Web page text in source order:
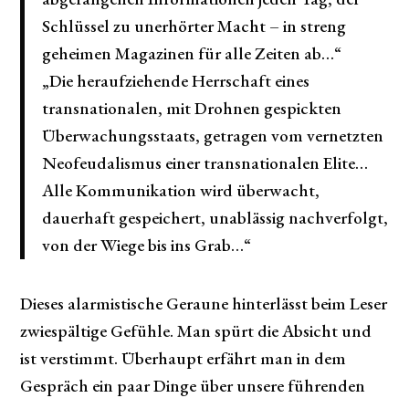
Schlüssel zu unerhörter Macht – in streng
geheimen Magazinen für alle Zeiten ab…“
„Die heraufziehende Herrschaft eines
transnationalen, mit Drohnen gespickten
Überwachungsstaats, getragen vom vernetzten
Neofeudalismus einer transnationalen Elite…
Alle Kommunikation wird überwacht,
dauerhaft gespeichert, unablässig nachverfolgt,
von der Wiege bis ins Grab…“
Dieses alarmistische Geraune hinterlässt beim Leser
zwiespältige Gefühle. Man spürt die Absicht und
ist verstimmt. Überhaupt erfährt man in dem
Gespräch ein paar Dinge über unsere führenden